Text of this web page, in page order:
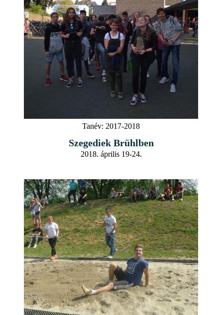
Tanév: 2017-2018
Szegediek Brühlben
2018. április 19-24.